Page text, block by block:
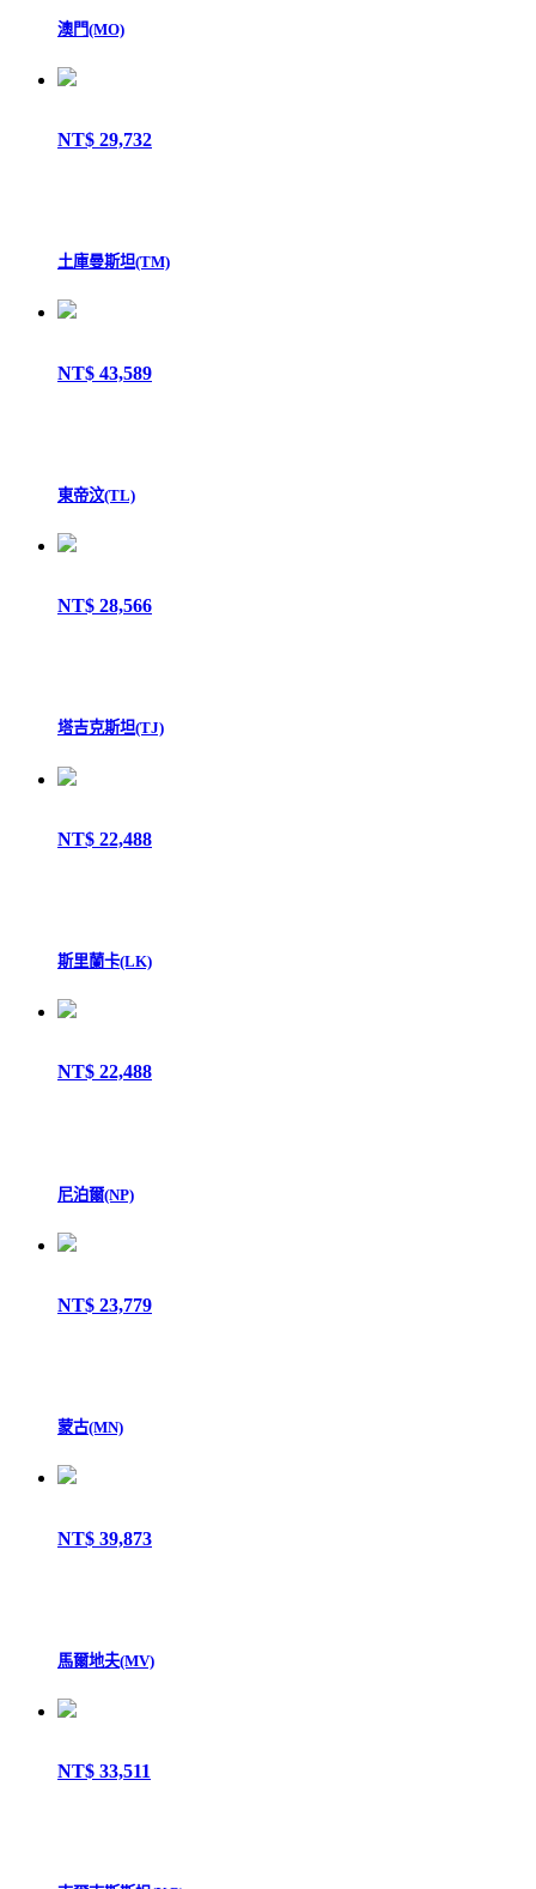
澳門(MO)
NT$ 29,732
土庫曼斯坦(TM)
NT$ 43,589
東帝汶(TL)
NT$ 28,566
塔吉克斯坦(TJ)
NT$ 22,488
斯里蘭卡(LK)
NT$ 22,488
尼泊爾(NP)
NT$ 23,779
蒙古(MN)
NT$ 39,873
馬爾地夫(MV)
NT$ 33,511